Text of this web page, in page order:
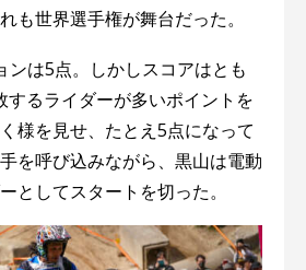
も世界選手権が舞台だった。
ンは5点。しかしスコアはとも
するライダーが多いポイントを
様を見せ、たとえ5点になって
を呼び込みながら、黒山は電動
としてスタートを切った。